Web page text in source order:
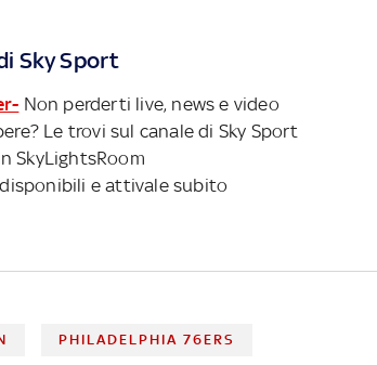
Sky Sport
Non perderti live, news e video
Le trovi sul canale di Sky Sport
SkyLightsRoom
e attivale subito
PHILADELPHIA 76ERS